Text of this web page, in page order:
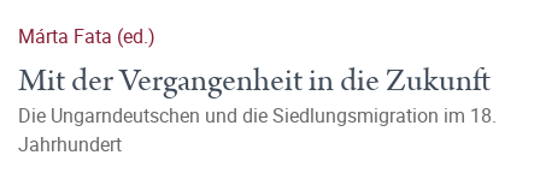
Márta Fata (ed.)
Mit der Vergangenheit in die Zukunft
Die Ungarndeutschen und die Siedlungsmigration im 18.
Jahrhundert